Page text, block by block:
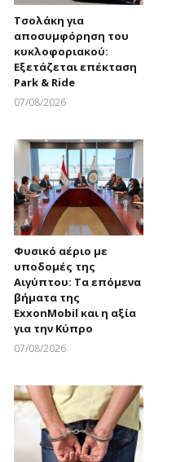
Τσολάκη για
αποσυμφόρηση του
κυκλοφοριακού:
Εξετάζεται επέκταση
Park & Ride
07/08/2026
Φυσικό αέριο με
υποδομές της
Αιγύπτου: Τα επόμενα
βήματα της
ExxonMobil και η αξία
για την Κύπρο
07/08/2026